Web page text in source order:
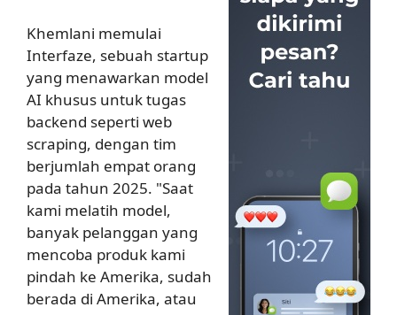
Khemlani memulai
Interfaze, sebuah startup
yang menawarkan model
AI khusus untuk tugas
backend seperti web
scraping, dengan tim
berjumlah empat orang
pada tahun 2025. "Saat
kami melatih model,
banyak pelanggan yang
mencoba produk kami
pindah ke Amerika, sudah
berada di Amerika, atau